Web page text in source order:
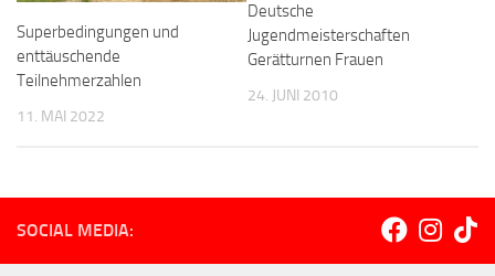
Superbedingungen und
enttäuschende
Teilnehmerzahlen
11. MAI 2022
Deutsche
Jugendmeisterschaften
Gerätturnen Frauen
24. JUNI 2010
SOCIAL MEDIA: